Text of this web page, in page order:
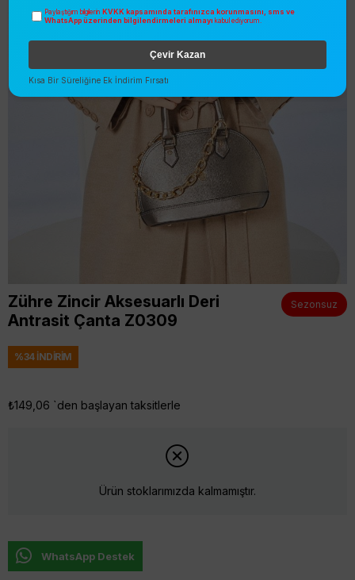
Zühre Zincir Aksesuarlı Deri
Antrasit Çanta Z0309
Sezonsuz
%34İNDIRIM
₺149,06 `den başlayan taksitlerle
Ürün stoklarımızda kalmamıştır.
WhatsApp Destek
Paylaştığım bilgilerin KVKK kapsamında tarafınızca korunmasını, sms ve
WhatsApp üzerinden bilgilendirmeleri almayı kabul ediyorum.
Çevir Kazan
Kısa Bir Süreliğine Ek İndirim Fırsatı